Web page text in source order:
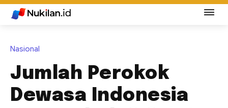
Nasional
Jumlah Perokok
Dewasa Indonesia